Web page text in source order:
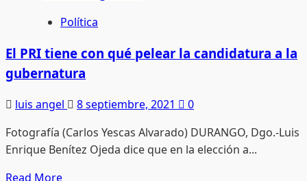
Desayuno
amigos:
AMLO-
Slim
Política
El PRI tiene con qué pelear la candidatura a la
gubernatura
luis angel 8 septiembre, 2021
0
Fotografía (Carlos Yescas Alvarado) DURANGO, Dgo.-Luis
Enrique Benítez Ojeda dice que en la elección a...
Read MoreRead